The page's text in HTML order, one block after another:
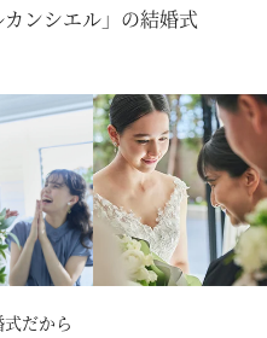
ンシエル」の結婚式
だから